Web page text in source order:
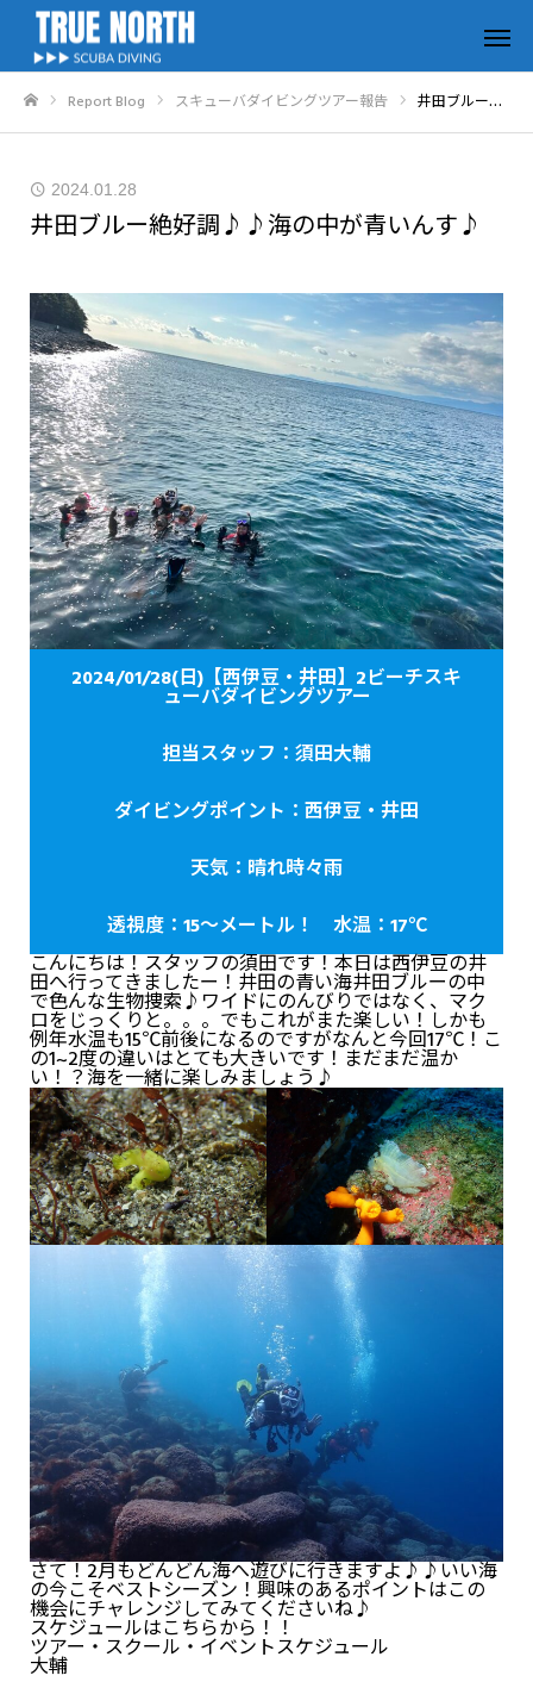
Report Blog スキューバダイビングツアー報告 井田ブルー絶好調♪♪海の中が青いんす♪
2024.01.28
井田ブルー絶好調♪♪海の中が青いんす♪
2024/01/28(日)【西伊豆・井田】2ビーチスキ
ューバダイビングツアー
担当スタッフ：須田大輔
ダイビングポイント：西伊豆・井田
天気：晴れ時々雨
透視度：15～メートル！ 水温：17℃
こんにちは！スタッフの須田です！本日は西伊豆の井
田へ行ってきましたー！井田の青い海井田ブルーの中
で色んな生物捜索♪ワイドにのんびりではなく、マク
ロをじっくりと。。。でもこれがまた楽しい！しかも
例年水温も15℃前後になるのですがなんと今回17℃！こ
の1~2度の違いはとても大きいです！まだまだ温か
い！？海を一緒に楽しみましょう♪
さて！2月もどんどん海へ遊びに行きますよ♪♪いい海
の今こそベストシーズン！興味のあるポイントはこの
機会にチャレンジしてみてくださいね♪
スケジュールはこちらから！！
ツアー・スクール・イベントスケジュール
大輔